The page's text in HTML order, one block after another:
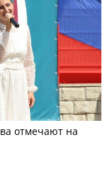
отмечают на